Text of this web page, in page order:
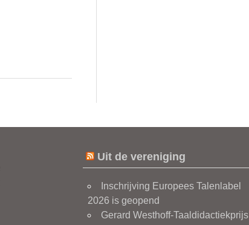
Uit de vereniging
Inschrijving Europees Talenlabel
2026 is geopend
Gerard Westhoff-Taaldidactiekprijs